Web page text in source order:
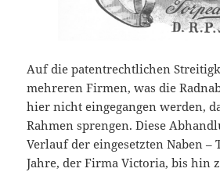
Auf die patentrechtlichen
mehreren Firmen, was die
hier nicht eingegangen werden,
Rahmen sprengen. Diese
Verlauf der eingesetzten Naben –
Jahre, der Firma Victoria, bis hin